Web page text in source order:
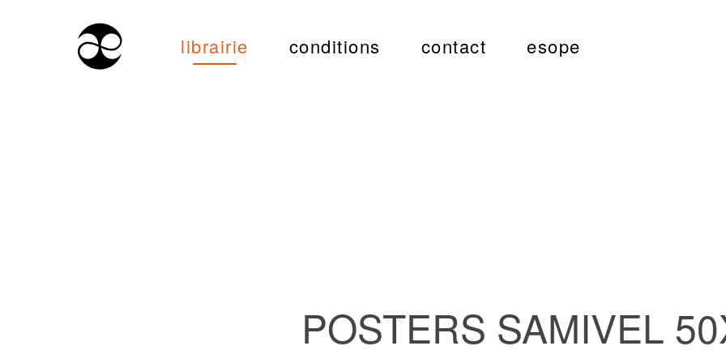
librairie conditions contact esope
POSTERS SAMIVEL